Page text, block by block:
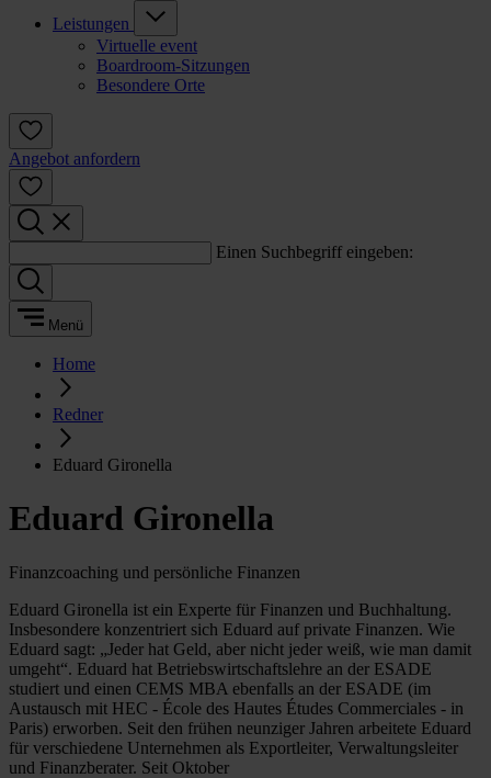
Leistungen
Virtuelle event
Boardroom-Sitzungen
Besondere Orte
Angebot anfordern
Einen Suchbegriff eingeben:
Menü
Home
Redner
Eduard Gironella
Eduard Gironella
Finanzcoaching und persönliche Finanzen
Eduard Gironella ist ein Experte für Finanzen und Buchhaltung.
Insbesondere konzentriert sich Eduard auf private Finanzen. Wie
Eduard sagt: „Jeder hat Geld, aber nicht jeder weiß, wie man damit
umgeht“. Eduard hat Betriebswirtschaftslehre an der ESADE
studiert und einen CEMS MBA ebenfalls an der ESADE (im
Austausch mit HEC - École des Hautes Études Commerciales - in
Paris) erworben. Seit den frühen neunziger Jahren arbeitete Eduard
für verschiedene Unternehmen als Exportleiter, Verwaltungsleiter
und Finanzberater. Seit Oktober